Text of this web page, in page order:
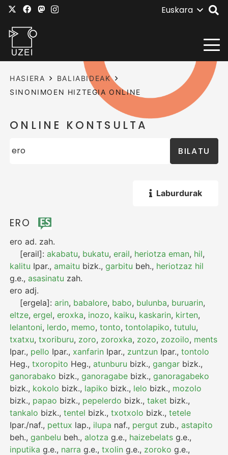
Euskara
HASIERA
BALIABIDEAK
SINONIMOEN HIZTEGIA ONLINE
ONLINE KONTSULTA
BILATU
Laburdurak
ERO
ero ad. zah.
[erail]:akabatu, bukatu,erail, heriotza eman, hil,
kalitu Ipar.,amaitu bizk.,garbitu beh., heriotzaz hil
g.e.,asasinatu zah.
ero adj.
[ergela]:arin, babalore, babo, bulunba, buruarin,
eltze,ergel,eroxka, inozo, kaiku, kaskarin, kirten,
lelantoni, lerdo, memo,tonto,tontolapiko,tutulu,
txatxu,txoriburu, zoro, zoroxka, zozo, zozoilo, ments
Ipar., pello Ipar., xanfarin Ipar., zuntzun Ipar.,tontolo
Heg.,txoropito Heg.,atunburu bizk.,gangar bizk.,
ganorabako bizk.,ganoragabe bizk.,ganoragabeko
bizk., kokolo bizk., lapiko bizk., lelo bizk., mozolo
bizk., papao bizk., pepelerdo bizk.,taket bizk.,
tankalo bizk.,tentel bizk.,txotxolo bizk.,tetele
Ipar./naf., pettux lap., ilupa naf., pergut zub.,astapito
beh.,ganbelu beh.,alotza g.e., haizebelats g.e.,
inputika g.e., narra g.e.,txolin g.e., zoroko g.e.,